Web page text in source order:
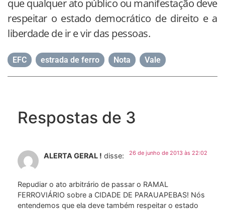
que qualquer ato público ou manifestação deve
respeitar o estado democrático de direito e a
liberdade de ir e vir das pessoas.
EFC estrada de ferro Nota Vale
Respostas de 3
ALERTA GERAL ! disse: 26 de junho de 2013 às 22:02
Repudiar o ato arbitrário de passar o RAMAL
FERROVIÁRIO sobre a CIDADE DE PARAUAPEBAS! Nós
entendemos que ela deve também respeitar o estado